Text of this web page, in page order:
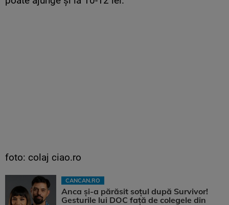
foto: colaj ciao.ro
CANCAN.RO
Anca și-a părăsit soțul după Survivor!
Gesturile lui DOC față de colegele din